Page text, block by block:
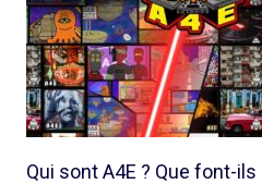
Qui sont A4E ? Que font-ils